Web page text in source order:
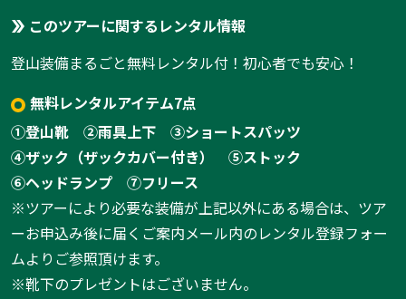
このツアーに関するレンタル情報
登山装備まるごと無料レンタル付！初心者でも安心！
無料レンタルアイテム7点
①登山靴
②雨具上下
③ショートスパッツ
④ザック（ザックカバー付き）
⑤ストック
⑥ヘッドランプ
⑦フリース
※ツアーにより必要な装備が上記以外にある場合は、ツア
ーお申込み後に届くご案内メール内のレンタル登録フォー
ムよりご参照頂けます。
※靴下のプレゼントはございません。